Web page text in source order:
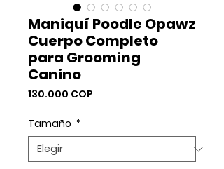
Maniquí Poodle Opawz
Cuerpo Completo
para Grooming
Canino
130.000 COP
Tamaño *